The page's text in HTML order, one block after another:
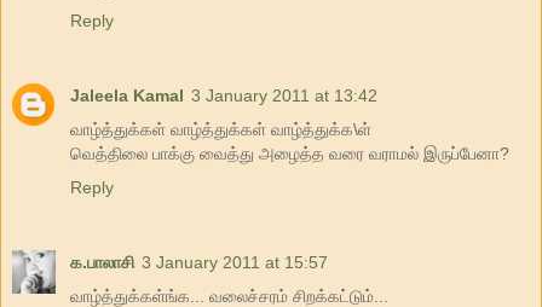
Reply
Jaleela Kamal 3 January 2011 at 13:42
வாழ்த்துக்கள் வாழ்த்துக்கள் வாழ்த்துக்க\ள்
வெத்திலை பாக்கு வைத்து அழைத்த வரை வராமல் இருப்பேனா?
Reply
க.பாலாசி 3 January 2011 at 15:57
வாழ்த்துக்கள்ங்க... வலைச்சரம் சிறக்கட்டும்...